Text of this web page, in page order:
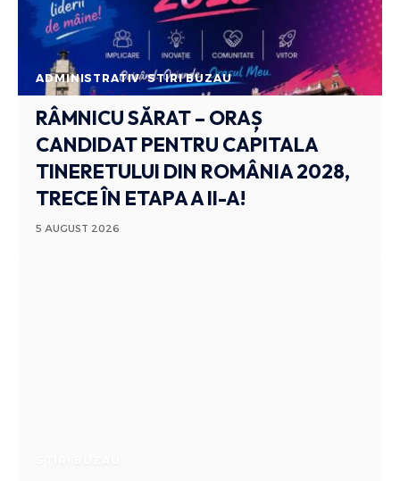
ADMINISTRATIV STIRI BUZAU
RÂMNICU SĂRAT – ORAȘ
CANDIDAT PENTRU CAPITALA
TINERETULUI DIN ROMÂNIA 2028,
TRECE ÎN ETAPA A II-A!
5 AUGUST 2026